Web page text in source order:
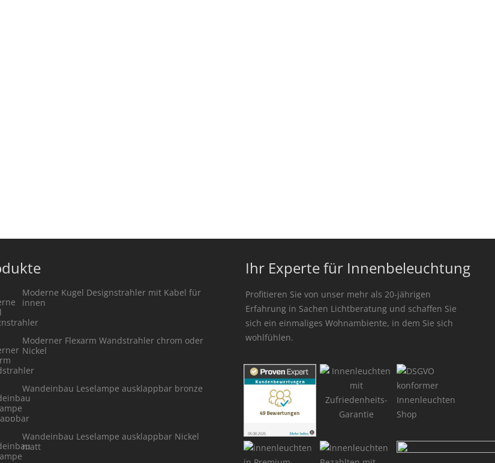
Moderne Kugel Designstrahler mit Kabel für
innen
Moderner Flexarm Wandstrahler chrom oder
Nickel
Wandeinbau Leselampe ausklappbar bronze
Wandeinbau Leselampe ausklappbar Nickel
matt
Ihr Experte für Innenbeleuchtung
Profitieren Sie von unser mehr als 20-jährigen
Erfahrung in Sachen Lichtberatung und schaffen Sie
sich ein einmaliges Wohnambiente, in dem Sie sich
wohlfühlen.